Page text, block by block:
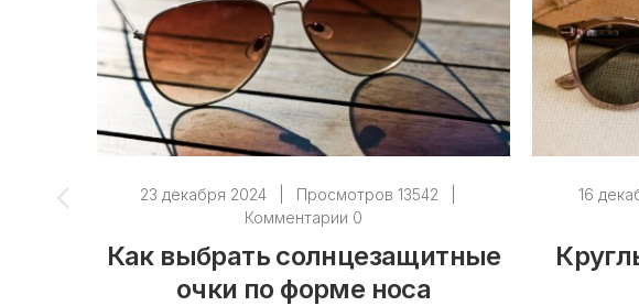
23 декабря 2024 Просмотров 13542
Комментарии 0
Как выбрать солнцезащитные
очки по форме носа
16